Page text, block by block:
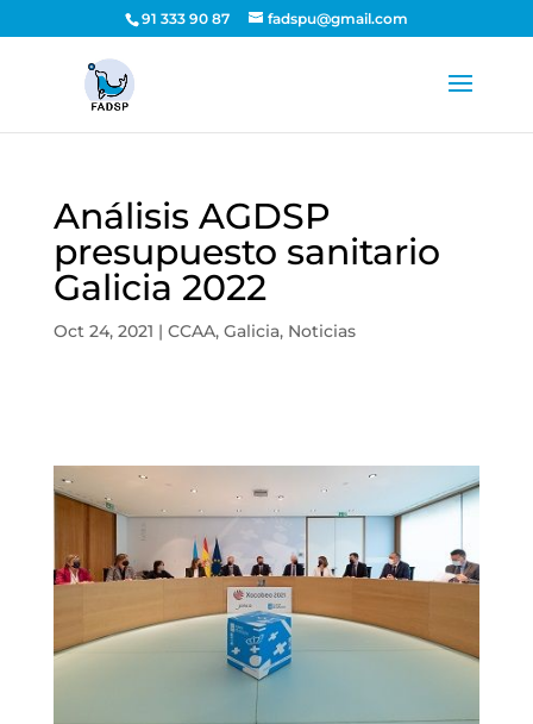
91 333 90 87 fadspu@gmail.com
Análisis AGDSP
presupuesto sanitario
Galicia 2022
Oct 24, 2021 | CCAA, Galicia, Noticias